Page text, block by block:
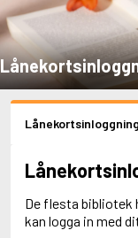
Lånekortsinloggning
De flesta bibliotek
kan logga in med